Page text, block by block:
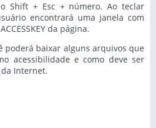
Shift + Esc + número. Ao teclar
encontrará uma janela com
da página.
poderá baixar alguns arquivos que
acessibilidade e como deve ser
Internet.